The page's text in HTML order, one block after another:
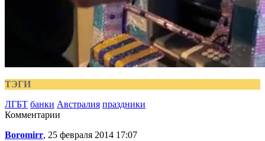
ТЭГИ
ЛГБТ банки Австралия праздники
Комментарии
Boromirr, 25 февраля 2014 17:07